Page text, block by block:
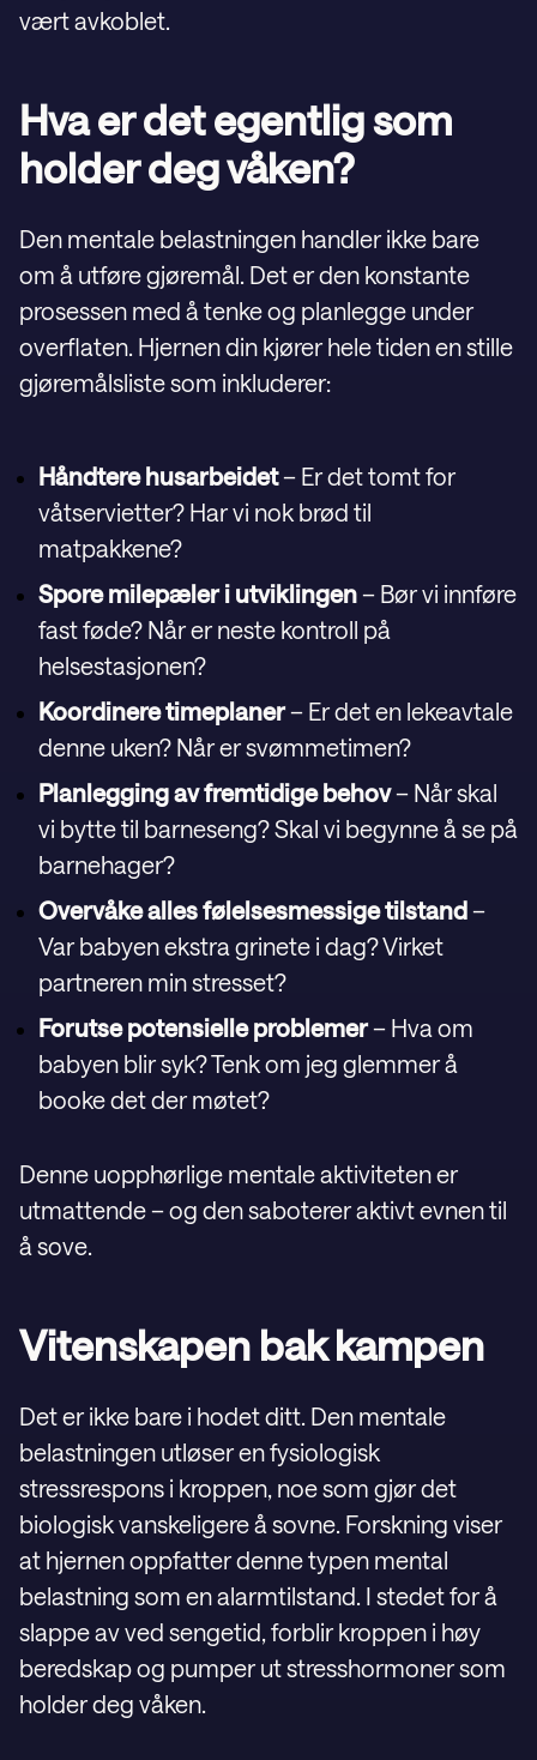
vært avkoblet.
Hva er det egentlig som
holder deg våken?
Den mentale belastningen handler ikke bare
om å utføre gjøremål. Det er den konstante
prosessen med å tenke og planlegge under
overflaten. Hjernen din kjører hele tiden en stille
gjøremålsliste som inkluderer:
Håndtere husarbeidet– Er det tomt for
våtservietter? Har vi nok brød til
matpakkene?
Spore milepæler i utviklingen– Bør vi innføre
fast føde? Når er neste kontroll på
helsestasjonen?
Koordinere timeplaner– Er det en lekeavtale
denne uken? Når er svømmetimen?
Planlegging av fremtidige behov– Når skal
vi bytte til barneseng? Skal vi begynne å se på
barnehager?
Overvåke alles følelsesmessige tilstand–
Var babyen ekstra grinete i dag? Virket
partneren min stresset?
Forutse potensielle problemer– Hva om
babyen blir syk? Tenk om jeg glemmer å
booke det der møtet?
Denne uopphørlige mentale aktiviteten er
utmattende – og den saboterer aktivt evnen til
å sove.
Vitenskapen bak kampen
Det er ikke bare i hodet ditt. Den mentale
belastningen utløser en fysiologisk
stressrespons i kroppen, noe som gjør det
biologisk vanskeligere å sovne. Forskning viser
at hjernen oppfatter denne typen mental
belastning som en alarmtilstand. I stedet for å
slappe av ved sengetid, forblir kroppen i høy
beredskap og pumper ut stresshormoner som
holder deg våken.